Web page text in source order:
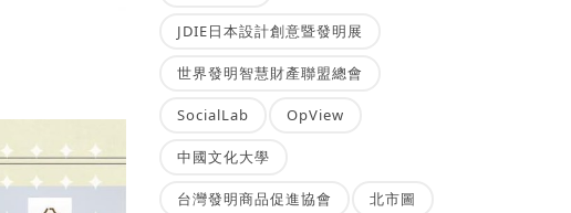
JDIE日本設計創意暨發明展
世界發明智慧財產聯盟總會
SocialLab OpView
中國文化大學
台灣發明商品促進協會 北市圖